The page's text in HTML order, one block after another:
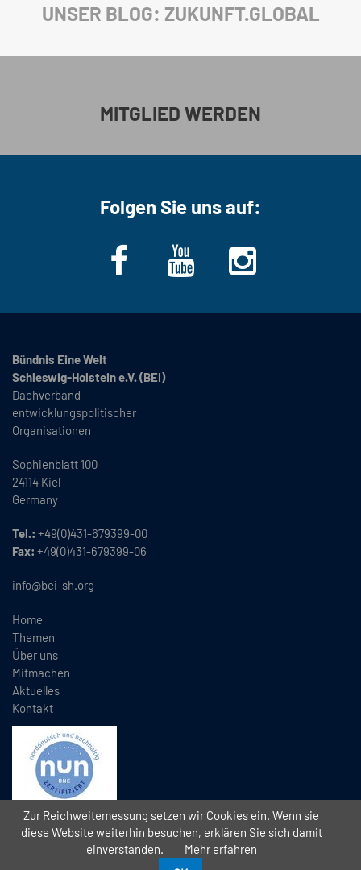
UNSER BLOG: ZUKUNFT.GLOBAL
MITGLIED WERDEN
Folgen Sie uns auf:
Bündnis Eine Welt
Schleswig-Holstein e.V. (BEI)
Dachverband
entwicklungspolitischer
Organisationen
Sophienblatt 100
24114 Kiel
Germany
Tel.: +49(0)431-679399-00
Fax: +49(0)431-679399-06
info@bei-sh.org
Home
Themen
Über uns
Mitmachen
Aktuelles
Kontakt
2026 // Bündnis Eine Welt Schleswig-Holstein e.V. (BEI)
Datenschutz
Zur Reichweitemessung setzen wir Cookies ein. Wenn sie
diese Website weiterhin besuchen, erklären Sie sich damit
einverstanden.
Mehr erfahren